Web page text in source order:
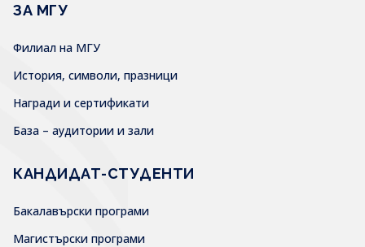
ЗА МГУ
Филиал на МГУ
История, символи, празници
Награди и сертификати
База – аудитории и зали
КАНДИДАТ-СТУДЕНТИ
Бакалавърски програми
Магистърски програми